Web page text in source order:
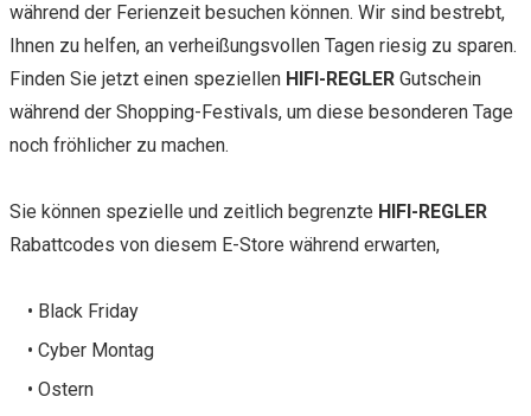
während der Ferienzeit besuchen können. Wir sind bestrebt,
Ihnen zu helfen, an verheißungsvollen Tagen riesig zu sparen.
Finden Sie jetzt einen speziellen HIFI-REGLER Gutschein
während der Shopping-Festivals, um diese besonderen Tage
noch fröhlicher zu machen.
Sie können spezielle und zeitlich begrenzte HIFI-REGLER
Rabattcodes von diesem E-Store während erwarten,
• Black Friday
• Cyber Montag
• Ostern